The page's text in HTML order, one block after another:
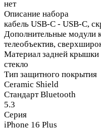
нет
Описание набора
кабель USB-C - USB-C,
Дополнительные модули
телеобъектив,
Материал задней крышки
стекло
Тип защитного покрытия
Ceramic Shield
Стандарт Bluetooth
5.3
Серия
iPhone 16 Plus